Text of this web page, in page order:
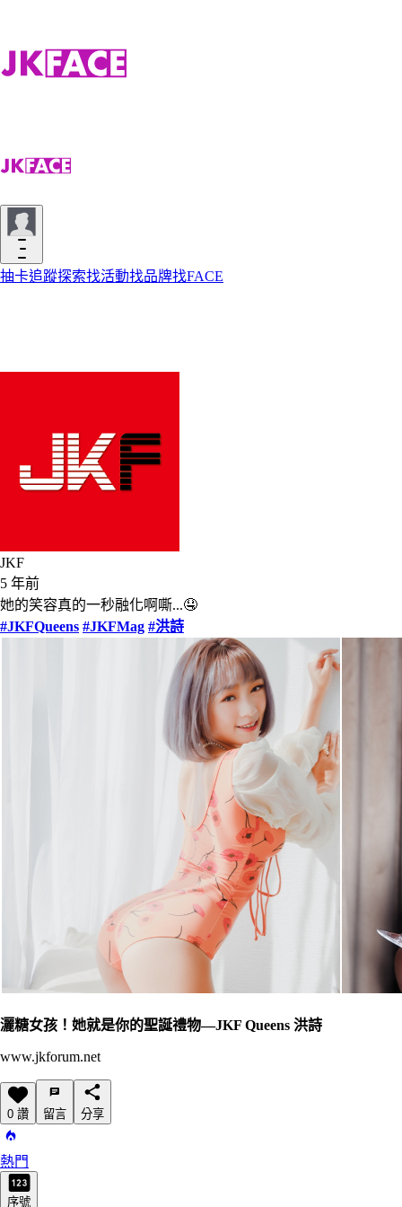
抽卡追蹤探索找活動找品牌找FACE
JKF
5 年前
她的笑容真的一秒融化啊嘶...🤤
#JKFQueens #JKFMag #洪詩
灑糖女孩！她就是你的聖誕禮物—JKF Queens 洪詩
www.jkforum.net
0 讚 留言 分享
熱門
序號